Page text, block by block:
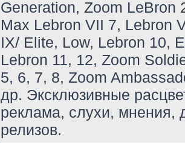
Generation, Zoom LeBron
Max Lebron VII 7, Lebron
IX/ Elite, Low, Lebron 10,
Lebron 11, 12, Zoom
5, 6, 7, 8, Zoom
др. Эксклюзивные
реклама, слухи, мнения,
релизов.